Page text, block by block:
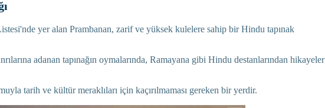
yer alan Prambanan, zarif ve yüksek kulelere sahip bir Hindu tapınak
adanan tapınağın oymalarında, Ramayana gibi Hindu destanlarından hikayeler
tarih ve kültür meraklıları için kaçırılmaması gereken bir yerdir.